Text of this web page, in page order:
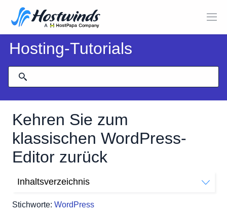
Hosting-Tutorials
Kehren Sie zum
klassischen WordPress-
Editor zurück
Stichworte: WordPress
Inhaltsverzeichnis
Sobald das Plugin installiert ist